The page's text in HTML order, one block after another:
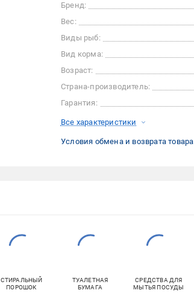
Бренд:
Вес:
Виды рыб:
Вид корма:
Возраст:
Страна-производитель:
Гарантия:
Все характеристики
Условия обмена и возврата товара
СТИРАЛЬНЫЙ
ПОРОШОК
ТУАЛЕТНАЯ
БУМАГА
СРЕДСТВА ДЛЯ
МЫТЬЯ ПОСУДЫ